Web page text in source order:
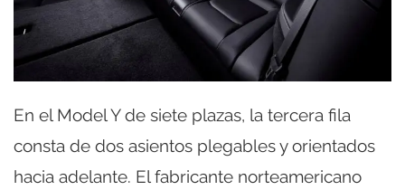
En el Model Y de siete plazas, la tercera fila
consta de dos asientos plegables y orientados
hacia adelante. El fabricante norteamericano